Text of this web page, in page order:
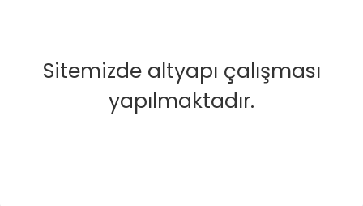
Sitemizde altyapı çalışması
yapılmaktadır.